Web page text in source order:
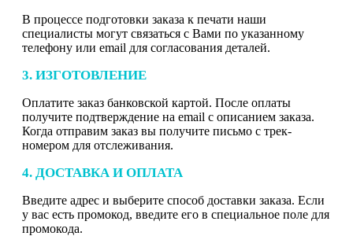
В процессе подготовки заказа к печати наши
специалисты могут связаться с Вами по указанному
телефону или email для согласования деталей.
3. ИЗГОТОВЛЕНИЕ
Оплатите заказ банковской картой. После оплаты
получите подтверждение на email с описанием заказа.
Когда отправим заказ вы получите письмо с трек-
номером для отслеживания.
4. ДОСТАВКА И ОПЛАТА
Введите адрес и выберите способ доставки заказа. Если
у вас есть промокод, введите его в специальное поле для
промокода.